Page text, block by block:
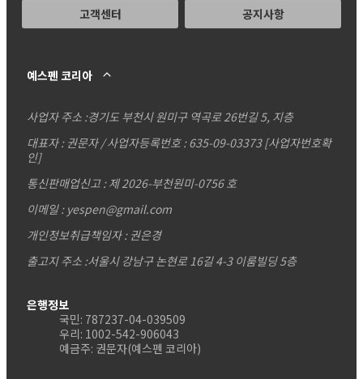
고객센터 공지사항
예스펜 코리아
사업자 주소 :경기도 부천시 원미구 역곡로 26번길 5, 지층
대표자 : 권문자 / 사업자등록번호 : 635-09-03373 [사업자번호확
인]
통신판매업신고 : 제 2026-부천원미-0756 호
이메일 : yespen@gmail.com
개인정보취급책임자 : 권은경
출고지 주소 :서울시 강남구 논현로 16길 4-3 이룸빌딩 5층
은행정보
국민: 787237-04-039509
우리: 1002-542-906043
예금주: 권문자(예스펜 코리아)